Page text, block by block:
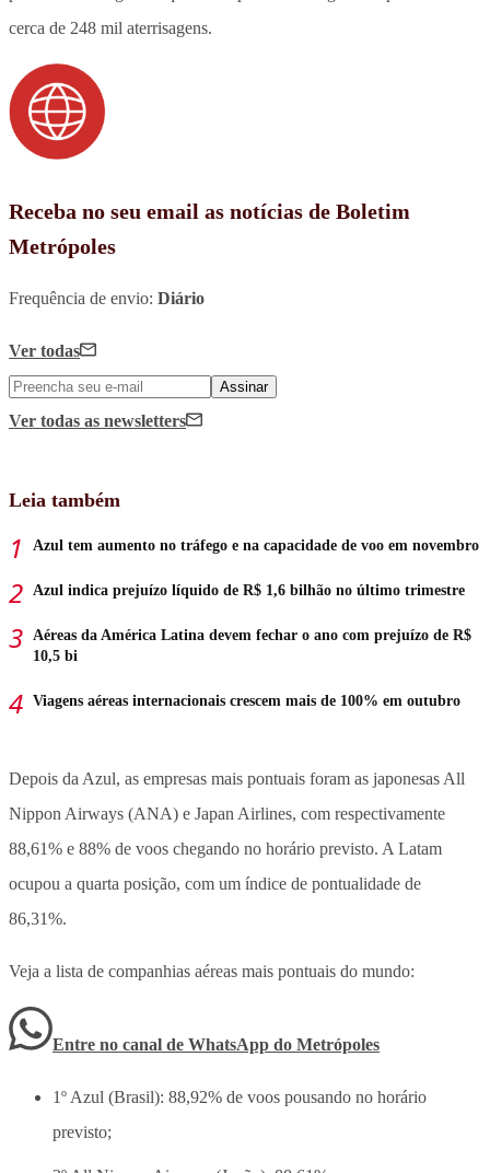
cerca de 248 mil aterrisagens.
Receba no seu email as notícias de Boletim
Metrópoles
Frequência de envio: Diário
Ver todas
Assinar
Ver todas as newsletters
Leia também
Azul tem aumento no tráfego e na capacidade de voo em novembro
Azul indica prejuízo líquido de R$ 1,6 bilhão no último trimestre
Aéreas da América Latina devem fechar o ano com prejuízo de R$
10,5 bi
Viagens aéreas internacionais crescem mais de 100% em outubro
Depois da Azul, as empresas mais pontuais foram as japonesas All
Nippon Airways (ANA) e Japan Airlines, com respectivamente
88,61% e 88% de voos chegando no horário previsto. A Latam
ocupou a quarta posição, com um índice de pontualidade de
86,31%.
Veja a lista de companhias aéreas mais pontuais do mundo:
Entre no canal de WhatsApp do Metrópoles
1º Azul (Brasil): 88,92% de voos pousando no horário
previsto;